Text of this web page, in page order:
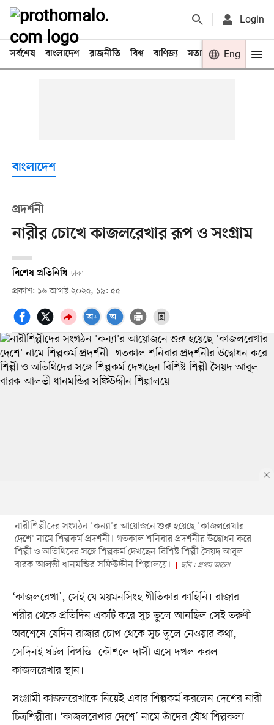
Login
সর্বশেষ বাংলাদেশ রাজনীতি বিশ্ব বাণিজ্য মতামত খেলা
Eng
বাংলাদেশ
প্রদর্শনী
নারীর চোখে কাজলরেখার রূপ ও সংগ্রাম
বিশেষ প্রতিনিধি ঢাকা
প্রকাশ: ১৬ আগস্ট ২০২৫, ১৯: ৫৫
নারীশিল্পীদের সংগঠন 'কন্যা'র আয়োজনে শুরু হয়েছে 'কাজলরেখার
দেশে' নামে শিল্পকর্ম প্রদর্শনী। গতকাল শনিবার প্রদর্শনীর উদ্বোধন করে
শিল্পী ও অতিথিদের সঙ্গে শিল্পকর্ম দেখছেন বিশিষ্ট শিল্পী সৈয়দ আবুল
বারক আলভী ধানমন্ডির সফিউদ্দীন শিল্পালয়ে।
ছবি : প্রথম আলো
‘কাজলরেখা’, সেই যে ময়মনসিংহ গীতিকার কাহিনি। রাজার
শরীর থেকে প্রতিদিন একটি করে সুচ তুলে আনছিল সেই তরুণী।
অবশেষে যেদিন রাজার চোখ থেকে সুচ তুলে নেওয়ার কথা,
সেদিনই ঘটল বিপত্তি। কৌশলে দাসী এসে দখল করল
কাজলরেখার স্থান।
সংগ্রামী কাজলরেখাকে নিয়েই এবার শিল্পকর্ম করলেন দেশের নারী
চিত্রশিল্পীরা। ‘কাজলরেখার দেশে’ নামে তাঁদের যৌথ শিল্পকলা